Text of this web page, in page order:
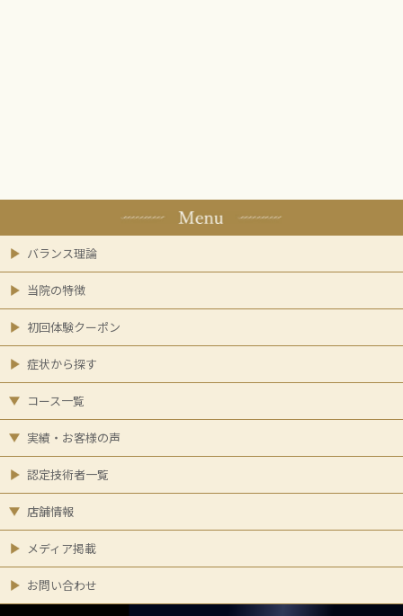
バランス理論
当院の特徴
初回体験クーポン
症状から探す
コース一覧
実績・お客様の声
認定技術者一覧
店舗情報
メディア掲載
お問い合わせ